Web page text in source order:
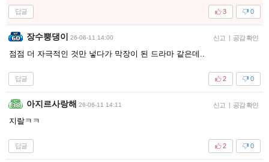
답글 0
3
장수뿡댕이 26-06-11 14:00 신고 | 공감 확인
점점 더 자극적인 것만 넣다가 막장이 된 드라마 같은데..
답글 0
2
아지르사랑해 26-06-11 14:11 신고 | 공감 확인
지랄ㅋㅋ
답글 0
2